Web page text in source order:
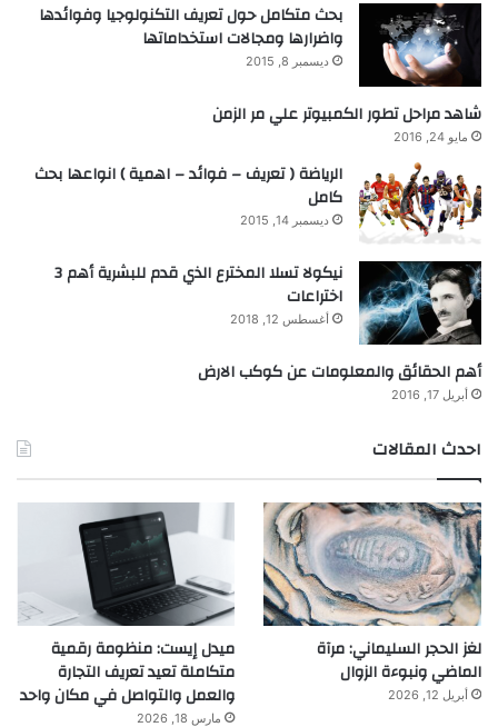
بحث متكامل حول تعريف التكنولوجيا وفوائدها
واضرارها ومجالات استخداماتها
ديسمبر 8, 2015
شاهد مراحل تطور الكمبيوتر علي مر الزمن
مايو 24, 2016
الرياضة ( تعريف – فوائد – اهمية ) انواعها بحث
كامل
ديسمبر 14, 2015
نيكولا تسلا المخترع الذي قدم للبشرية أهم 3
اختراعات
أغسطس 12, 2018
أهم الحقائق والمعلومات عن كوكب الارض
أبريل 17, 2016
احدث المقالات
لغز الحجر السليماني: مرآة
الماضي ونبوءة الزوال
أبريل 12, 2026
ميدل إيست: منظومة رقمية
متكاملة تعيد تعريف التجارة
والعمل والتواصل في مكان واحد
مارس 18, 2026